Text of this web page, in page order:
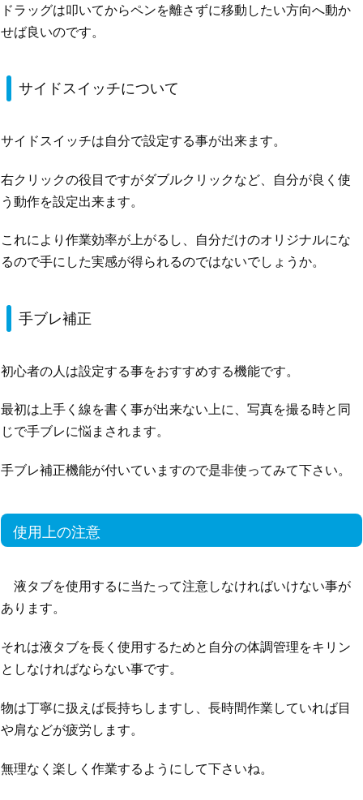
ドラッグは叩いてからペンを離さずに移動したい方向へ動か
せば良いのです。
サイドスイッチについて
サイドスイッチは自分で設定する事が出来ます。
右クリックの役目ですがダブルクリックなど、自分が良く使
う動作を設定出来ます。
これにより作業効率が上がるし、自分だけのオリジナルにな
るので手にした実感が得られるのではないでしょうか。
手ブレ補正
初心者の人は設定する事をおすすめする機能です。
最初は上手く線を書く事が出来ない上に、写真を撮る時と同
じで手ブレに悩まされます。
手ブレ補正機能が付いていますので是非使ってみて下さい。
使用上の注意
液タブを使用するに当たって注意しなければいけない事が
あります。
それは液タブを長く使用するためと自分の体調管理をキリン
としなければならない事です。
物は丁寧に扱えば長持ちしますし、長時間作業していれば目
や肩などが疲労します。
無理なく楽しく作業するようにして下さいね。